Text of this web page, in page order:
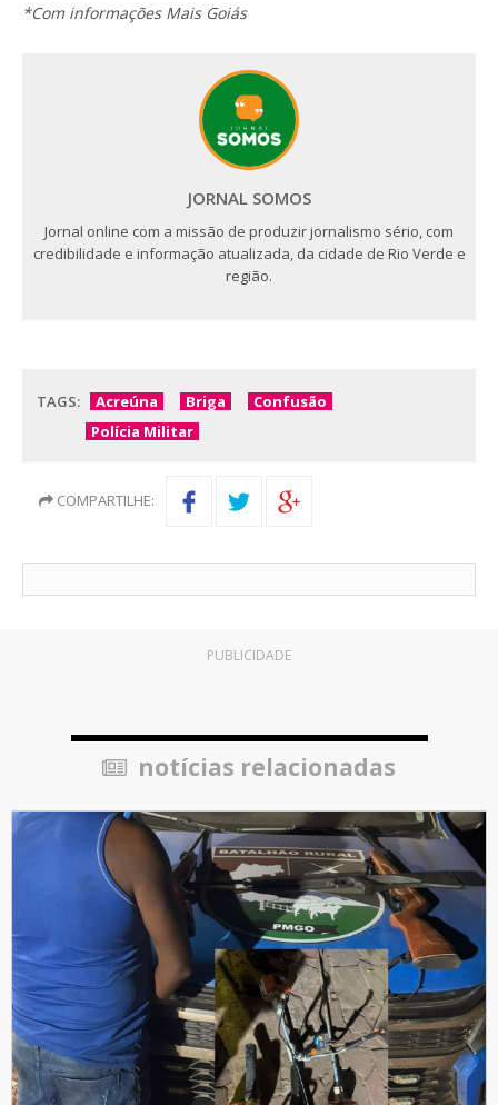
*Com informações Mais Goiás
JORNAL SOMOS
Jornal online com a missão de produzir jornalismo sério, com
credibilidade e informação atualizada, da cidade de Rio Verde e
região.
TAGS: Acreúna Briga
Confusão
Polícia Militar
COMPARTILHE:
PUBLICIDADE
notícias relacionadas